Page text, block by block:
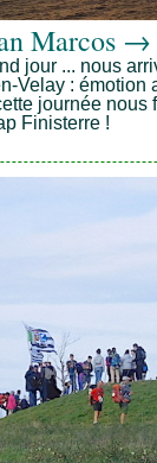
Marcos
jour ... nous
Velay :
journée
Finisterre !